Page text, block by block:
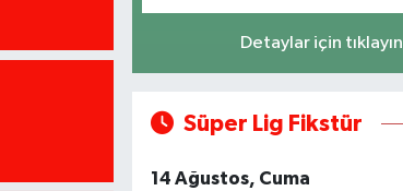
Detaylar için tıklayın
Süper Lig Fikstür
14 Ağustos, Cuma